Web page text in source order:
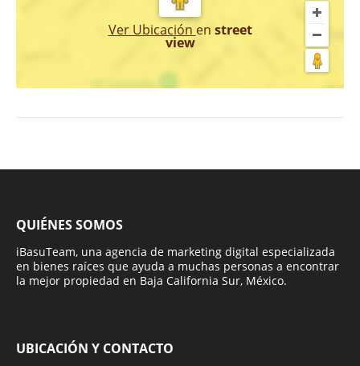
Ver Ubicación en street
view
QUIÉNES SOMOS
iBasuTeam, una agencia de marketing digital especializada
en bienes raíces que ayuda a muchas personas a encontrar
la mejor propiedad en Baja California Sur, México.
UBICACIÓN Y CONTACTO